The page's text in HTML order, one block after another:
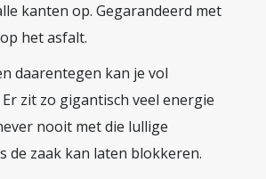
kanten op. Gegarandeerd met
het asfalt.
daarentegen kan je vol
zit zo gigantisch veel energie
nooit met die lullige
de zaak kan laten blokkeren.